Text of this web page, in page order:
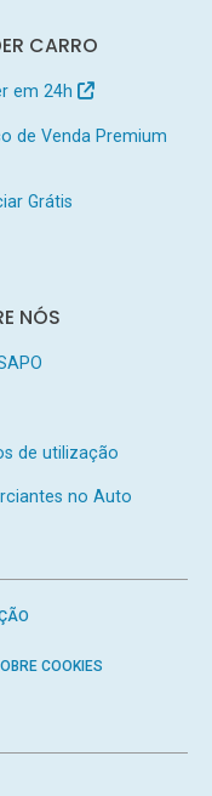
CARRO
em 24h
de Venda Premium
Grátis
NÓS
de utilização
no Auto
COOKIES